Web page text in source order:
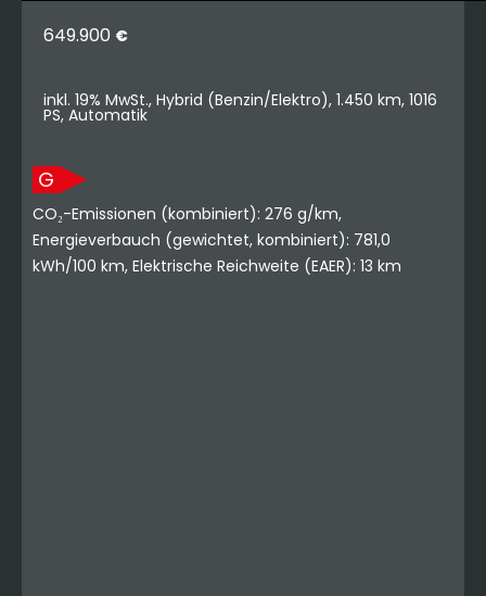
649.900 €
inkl. 19% MwSt., Hybrid (Benzin/Elektro), 1.450 km, 1016
PS, Automatik
G
CO₂-Emissionen (kombiniert): 276 g/km,
Energieverbauch (gewichtet, kombiniert): 781,0
kWh/100 km, Elektrische Reichweite (EAER): 13 km